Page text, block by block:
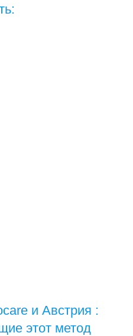
и Австрия :
этот метод